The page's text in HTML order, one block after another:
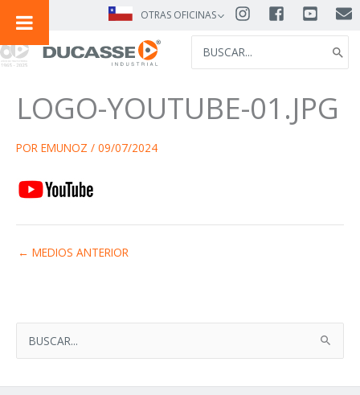
CONTENIDO
OTRAS OFICINAS
FOR:
S
LOGO-YOUTUBE-01.JPG
POR EMUNOZ / 09/07/2024
← MEDIOS ANTERIOR